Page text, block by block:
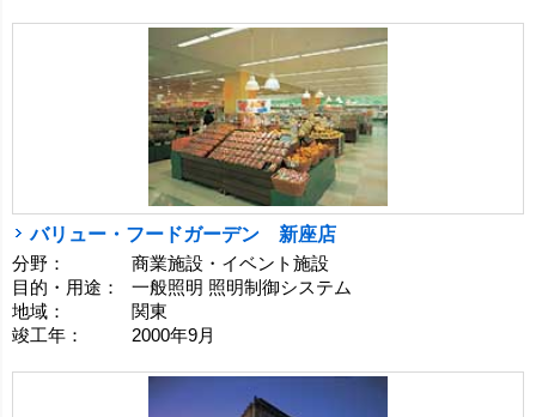
バリュー・フードガーデン 新座店
分野：
商業施設・イベント施設
目的・用途：
一般照明 照明制御システム
地域：
関東
竣工年：
2000年9月